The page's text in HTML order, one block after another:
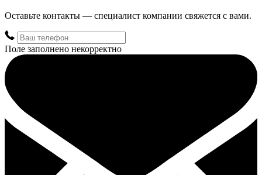
Оставьте контакты — специалист компании свяжется с вами.
Поле заполнено некорректно